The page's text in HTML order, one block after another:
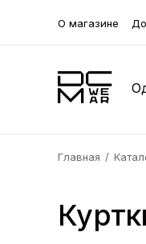
О магазине
Джоггеры
Туфли
Браслеты
Главная